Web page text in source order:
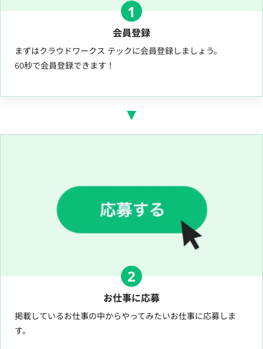
1
会員登録
まずはクラウドワークス テックに会員登録しましょう。
60秒で会員登録できます！
2
お仕事に応募
掲載しているお仕事の中からやってみたいお仕事に応募しま
す。